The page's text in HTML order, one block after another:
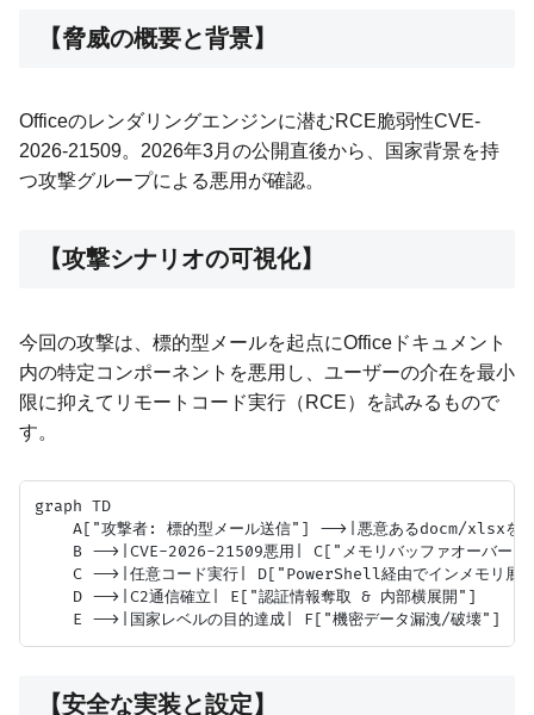
【脅威の概要と背景】
Officeのレンダリングエンジンに潜むRCE脆弱性CVE-
2026-21509。2026年3月の公開直後から、国家背景を持
つ攻撃グループによる悪用が確認。
【攻撃シナリオの可視化】
今回の攻撃は、標的型メールを起点にOfficeドキュメント
内の特定コンポーネントを悪用し、ユーザーの介在を最小
限に抑えてリモートコード実行（RCE）を試みるもので
す。
graph TD
A["攻撃者: 標的型メール送信"] -->|悪意あるdocm/xlsxを
B -->|CVE-2026-21509悪用| C["メモリバッファオーバーフ
C -->|任意コード実行| D["PowerShell経由でインメモリ展
    D -->|C2通信確立| E["認証情報奪取 & 内部横展開"]
【安全な実装と設定】